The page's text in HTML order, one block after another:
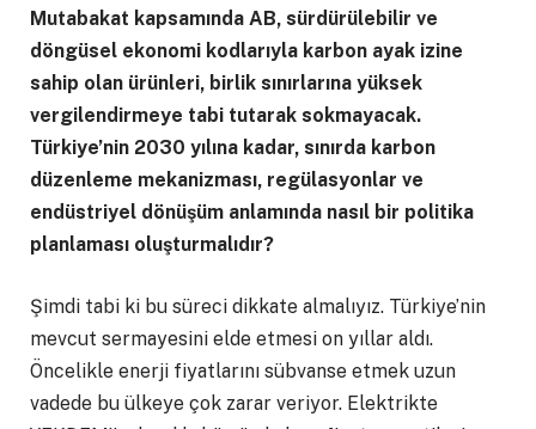
Mutabakat kapsamında AB, sürdürülebilir ve
döngüsel ekonomi kodlarıyla karbon ayak izine
sahip olan ürünleri, birlik sınırlarına yüksek
vergilendirmeye tabi tutarak sokmayacak.
Türkiye’nin 2030 yılına kadar, sınırda karbon
düzenleme mekanizması, regülasyonlar ve
endüstriyel dönüşüm anlamında nasıl bir politika
planlaması oluşturmalıdır?
Şimdi tabi ki bu süreci dikkate almalıyız. Türkiye’nin
mevcut sermayesini elde etmesi on yıllar aldı.
Öncelikle enerji fiyatlarını sübvanse etmek uzun
vadede bu ülkeye çok zarar veriyor. Elektrikte